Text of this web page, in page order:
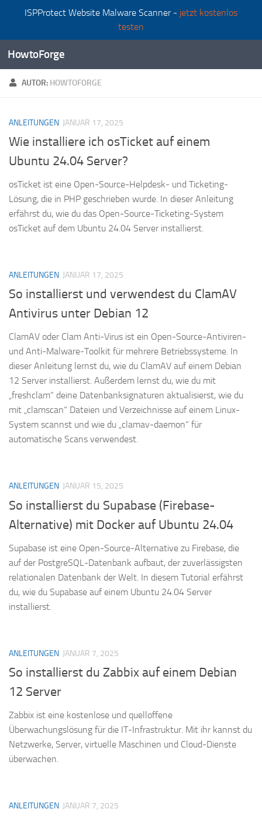
ISPProtect Website Malware Scanner - jetzt kostenlos
testen
Zum Inhalt springen
HowtoForge
AUTOR: HOWTOFORGE
ANLEITUNGEN JANUAR 17, 2025
Wie installiere ich osTicket auf einem
Ubuntu 24.04 Server?
osTicket ist eine Open-Source-Helpdesk- und Ticketing-
Lösung, die in PHP geschrieben wurde. In dieser Anleitung
erfährst du, wie du das Open-Source-Ticketing-System
osTicket auf dem Ubuntu 24.04 Server installierst.
ANLEITUNGEN JANUAR 17, 2025
So installierst und verwendest du ClamAV
Antivirus unter Debian 12
ClamAV oder Clam Anti-Virus ist ein Open-Source-Antiviren-
und Anti-Malware-Toolkit für mehrere Betriebssysteme. In
dieser Anleitung lernst du, wie du ClamAV auf einem Debian
12 Server installierst. Außerdem lernst du, wie du mit
„freshclam“ deine Datenbanksignaturen aktualisierst, wie du
mit „clamscan“ Dateien und Verzeichnisse auf einem Linux-
System scannst und wie du „clamav-daemon“ für
automatische Scans verwendest.
ANLEITUNGEN JANUAR 15, 2025
So installierst du Supabase (Firebase-
Alternative) mit Docker auf Ubuntu 24.04
Supabase ist eine Open-Source-Alternative zu Firebase, die
auf der PostgreSQL-Datenbank aufbaut, der zuverlässigsten
relationalen Datenbank der Welt. In diesem Tutorial erfährst
du, wie du Supabase auf einem Ubuntu 24.04 Server
installierst.
ANLEITUNGEN JANUAR 7, 2025
So installierst du Zabbix auf einem Debian
12 Server
Zabbix ist eine kostenlose und quelloffene
Überwachungslösung für die IT-Infrastruktur. Mit ihr kannst du
Netzwerke, Server, virtuelle Maschinen und Cloud-Dienste
überwachen.
ANLEITUNGEN JANUAR 7, 2025